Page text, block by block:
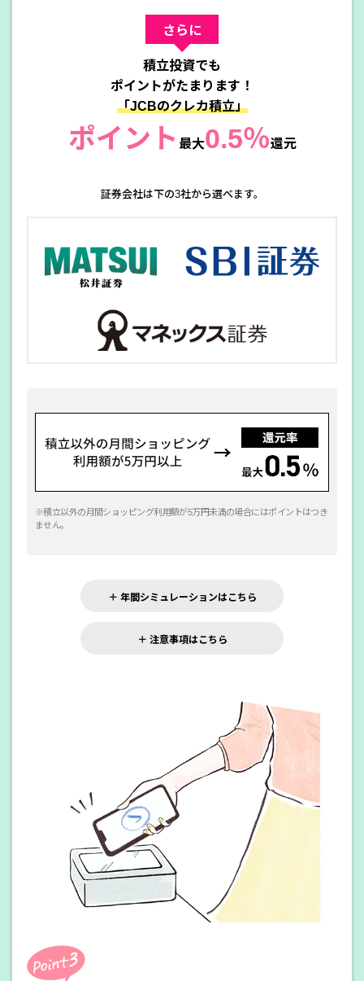
さらに
積立投資でも
ポイントがたまります！
「JCBのクレカ積立」
ポイント 最大0.5％還元
証券会社は下の3社から選べます。
※積立以外の月間ショッピング利用額が5万円未満の場合にはポイントはつき
ません。
＋ 年間シミュレーションはこちら
＋ 注意事項はこちら